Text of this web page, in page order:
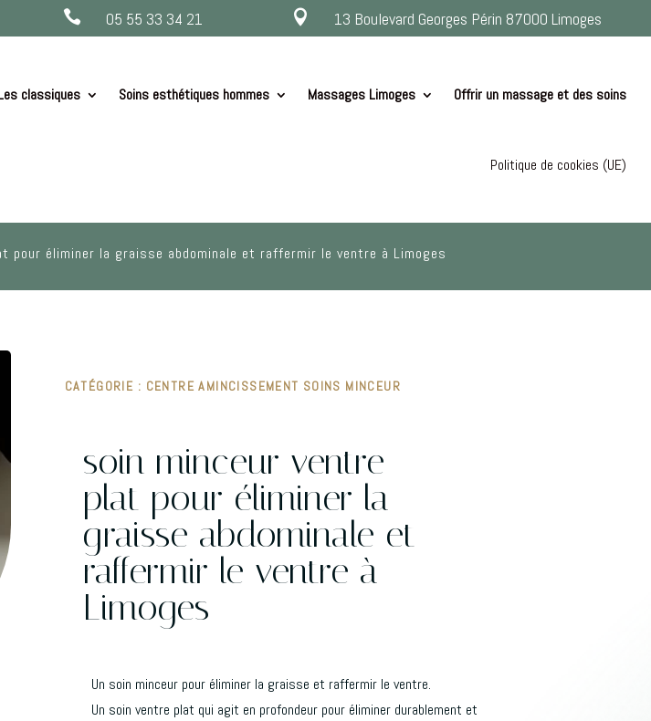
 05 55 33 34 21  13 Boulevard Georges Périn 87000 Limoges
classiques Soins esthétiques hommes Massages Limoges Offrir un massage et des soins
Politique de cookies (UE)
pour éliminer la graisse abdominale et raffermir le ventre à Limoges
CATÉGORIE : CENTRE AMINCISSEMENT SOINS MINCEUR
soin minceur ventre
plat pour éliminer la
graisse abdominale et
raffermir le ventre à
Limoges
Un soin minceur pour éliminer la graisse et raffermir le ventre.
Un soin ventre plat qui agit en profondeur pour éliminer durablement et